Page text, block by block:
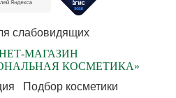
слабовидящих
МАГАЗИН
КОСМЕТИКА»
Подбор косметики